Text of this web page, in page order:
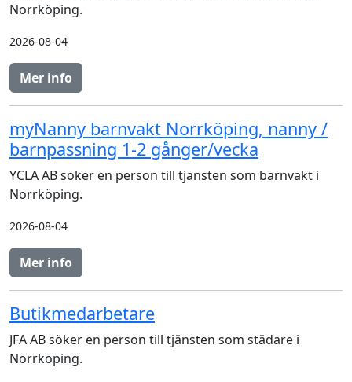
Norrköping.
2026-08-04
Mer info
myNanny barnvakt Norrköping, nanny /
barnpassning 1-2 gånger/vecka
YCLA AB söker en person till tjänsten som barnvakt i
Norrköping.
2026-08-04
Mer info
Butikmedarbetare
JFA AB söker en person till tjänsten som städare i
Norrköping.